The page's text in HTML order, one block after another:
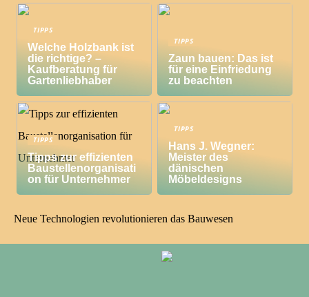
TIPPS
Welche Holzbank ist
die richtige? –
Kaufberatung für
Gartenliebhaber
TIPPS
Zaun bauen: Das ist
für eine Einfriedung
zu beachten
TIPPS
Tipps zur effizienten
Baustellenorganisati
on für Unternehmer
TIPPS
Hans J. Wegner:
Meister des
dänischen
Möbeldesigns
Neue Technologien revolutionieren das Bauwesen